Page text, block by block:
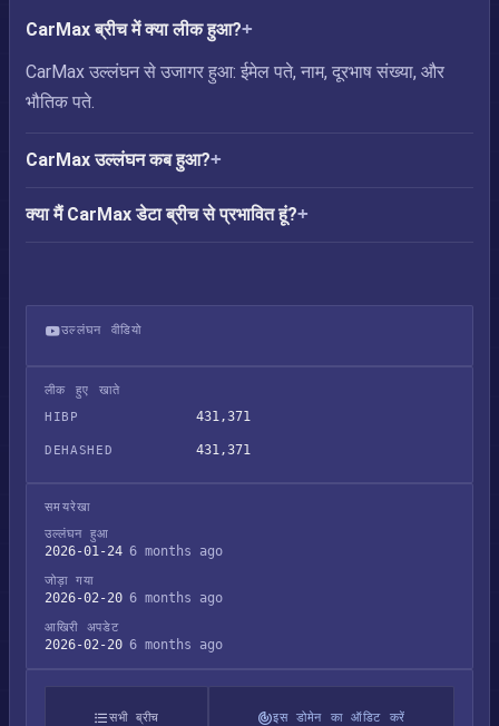
CarMax ब्रीच में क्या लीक हुआ?
CarMax उल्लंघन से उजागर हुआ: ईमेल पते, नाम, दूरभाष संख्या, और
भौतिक पते.
CarMax उल्लंघन कब हुआ?
क्या मैं CarMax डेटा ब्रीच से प्रभावित हूं?
उल्लंघन वीडियो
लीक हुए खाते
HIBP
431,371
DEHASHED 431,371
समयरेखा
उल्लंघन हुआ
2026-01-24 6 months ago
जोड़ा गया
2026-02-20 6 months ago
आखिरी अपडेट
2026-02-20 6 months ago
सभी ब्रीच इस डोमेन का ऑडिट करें